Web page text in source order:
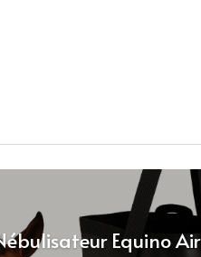
Equino Air